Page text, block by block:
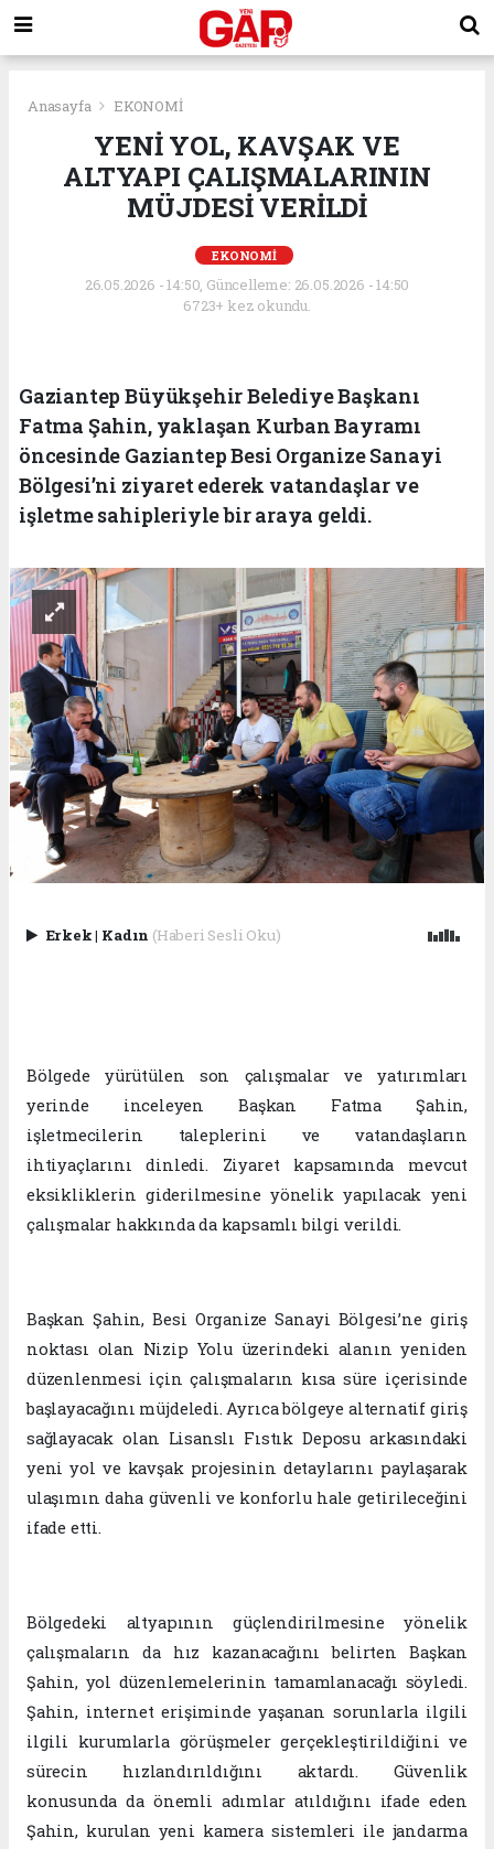
Anasayfa EKONOMİ
YENİ YOL, KAVŞAK VE
ALTYAPI ÇALIŞMALARININ
MÜJDESİ VERİLDİ
EKONOMİ
26.05.2026 - 14:50, Güncelleme: 26.05.2026 - 14:50
6723+ kez okundu.
Gaziantep Büyükşehir Belediye Başkanı
Fatma Şahin, yaklaşan Kurban Bayramı
öncesinde Gaziantep Besi Organize Sanayi
Bölgesi’ni ziyaret ederek vatandaşlar ve
işletme sahipleriyle bir araya geldi.
Erkek| Kadın (Haberi Sesli Oku)
Bölgede yürütülen son çalışmalar ve yatırımları
yerinde inceleyen Başkan Fatma Şahin,
işletmecilerin taleplerini ve vatandaşların
ihtiyaçlarını dinledi. Ziyaret kapsamında mevcut
eksikliklerin giderilmesine yönelik yapılacak yeni
çalışmalar hakkında da kapsamlı bilgi verildi.
Başkan Şahin, Besi Organize Sanayi Bölgesi’ne giriş
noktası olan Nizip Yolu üzerindeki alanın yeniden
düzenlenmesi için çalışmaların kısa süre içerisinde
başlayacağını müjdeledi. Ayrıca bölgeye alternatif giriş
sağlayacak olan Lisanslı Fıstık Deposu arkasındaki
yeni yol ve kavşak projesinin detaylarını paylaşarak
ulaşımın daha güvenli ve konforlu hale getirileceğini
ifade etti.
Bölgedeki altyapının güçlendirilmesine yönelik
çalışmaların da hız kazanacağını belirten Başkan
Şahin, yol düzenlemelerinin tamamlanacağı söyledi.
Şahin, internet erişiminde yaşanan sorunlarla ilgili
ilgili kurumlarla görüşmeler gerçekleştirildiğini ve
sürecin hızlandırıldığını aktardı. Güvenlik
konusunda da önemli adımlar atıldığını ifade eden
Şahin, kurulan yeni kamera sistemleri ile jandarma